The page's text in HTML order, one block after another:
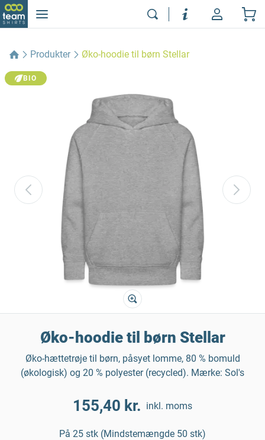
Produkter Øko-hoodie til børn Stellar
BIO
Øko-hoodie til børn Stellar
Øko-hættetrøje til børn, påsyet lomme, 80 % bomuld
(økologisk) og 20 % polyester (recycled). Mærke: Sol's
155,40 kr. inkl. moms
På 25 stk (Mindstemængde 50 stk)